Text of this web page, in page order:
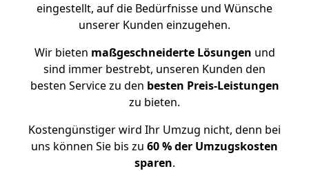
eingestellt, auf die Bedürfnisse und Wünsche
unserer Kunden einzugehen.
Wir bieten maßgeschneiderte Lösungen und
sind immer bestrebt, unseren Kunden den
besten Service zu den besten Preis-Leistungen
zu bieten.
Kostengünstiger wird Ihr Umzug nicht, denn bei
uns können Sie bis zu 60 % der Umzugskosten
sparen.